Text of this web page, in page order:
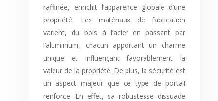
raffinée, enrichit l’apparence globale d’une
propriété. Les matériaux de fabrication
varient, du bois à l’acier en passant par
l’aluminium, chacun apportant un charme
unique et influençant favorablement la
valeur de la propriété. De plus, la sécurité est
un aspect majeur que ce type de portail
renforce. En effet, sa robustesse dissuade